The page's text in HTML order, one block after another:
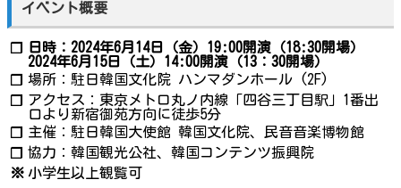
イベント概要
❐
日時：2024年6月14日（金）19:00開演（18:30開場）
2024年6月15日（土）14:00開演（13：30開場）
❐ 場所：駐日韓国文化院 ハンマダンホール (2F)
❐ アクセス：東京メトロ丸ノ内線「四谷三丁目駅」1番出
口より新宿御苑方向に徒歩5分
❐ 主催：駐日韓国大使館 韓国文化院、民音音楽博物館
❐ 協力：韓国観光公社、韓国コンテンツ振興院
※ 小学生以上観覧可